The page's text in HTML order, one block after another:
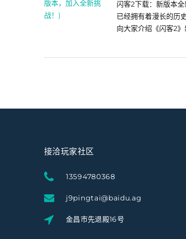
闪客2下载：新版本
已经拥有着漫长的历
向大家介绍《闪客2
接洽玩家社区
13594780368
j9pingtai@baidu.ag
金昌市先退殿16号